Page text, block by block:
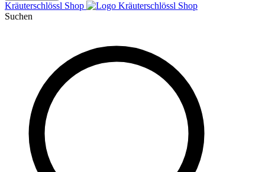
Kräuterschlössl Shop
Suchen